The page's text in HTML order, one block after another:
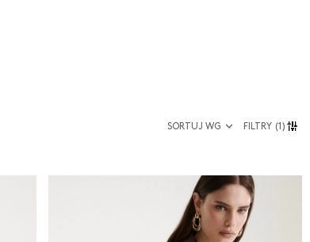
SORTUJ WG FILTRY (1)